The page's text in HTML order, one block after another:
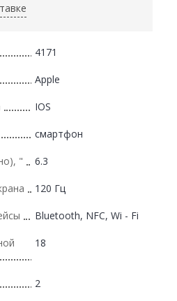
4171
Apple
IOS
смартфон
" 6.3
120 Гц
Bluetooth, NFC, Wi - Fi
18
2